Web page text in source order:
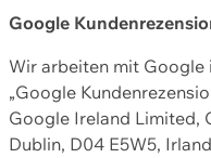
Google
Wir arbeiten mit Google
„Google
Google Ireland Limited,
Dublin, D04 E5W5,